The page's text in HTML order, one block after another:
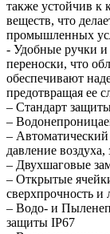
также устойчив к
веществ, что
промышленных
- Удобные ручки и
переноски, что
обеспечивают
предотвращая ее
– Стандарт
–
–
давление
– Двухшаговые
– Открытые
сверхпрочность и
– Водо- и
защиты IP67